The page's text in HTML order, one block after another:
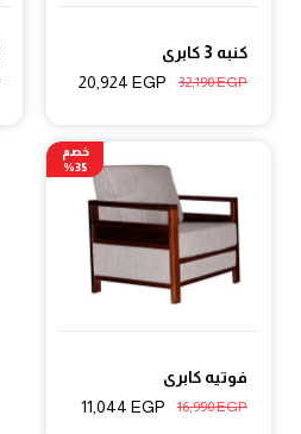
كنبه 3 كابرى
32,190EGP
20,924 EGP
فوتيه كابرى
16,990EGP
11,044 EGP
خصم
35%